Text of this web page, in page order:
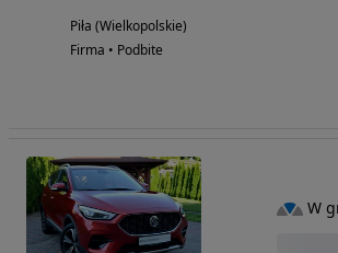
Piła (Wielkopolskie)
Firma • Podbite
W